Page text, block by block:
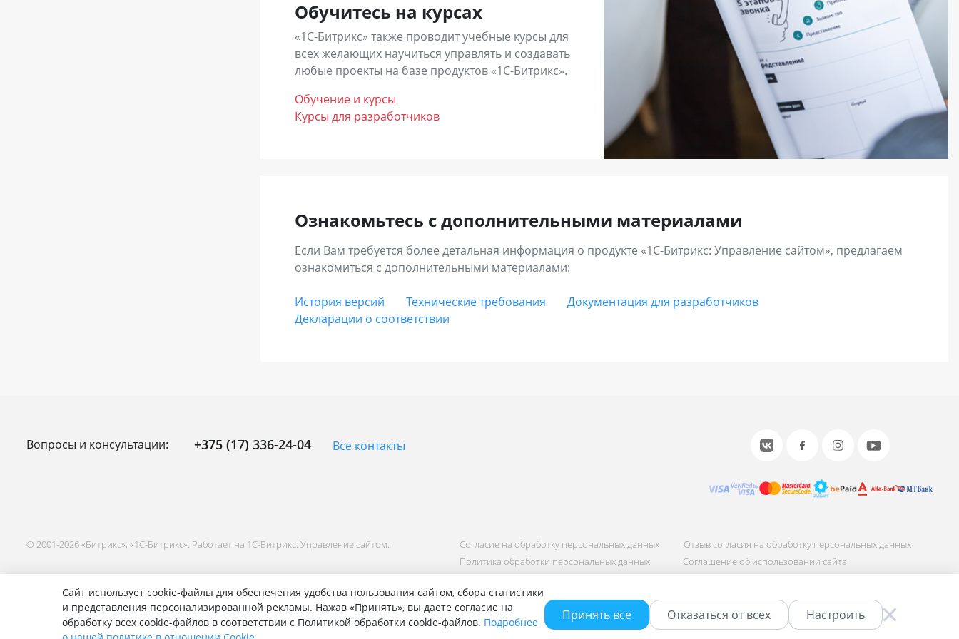
Сайт использует cookie-файлы для обеспечения удобства пользования сайтом, сбора статистики
и представления персонализированной рекламы. Нажав «Принять», вы даете согласие на
обработку всех cookie-файлов в соответствии с Политикой обработки cookie-файлов. Подробнее
Принять все Отказаться от всех Настроить
- Вы можете выбрать партнера самостоятельно из
- Оставить
на нашем сайте и выбрать из тех, кто откликнется.
Обучитесь на курсах
«1С-Битрикс» также проводит учебные курсы для
всех желающих научиться управлять и создавать
любые проекты на базе продуктов «1С-Битрикс».
Обучение и курсы
Курсы для разработчиков
Ознакомьтесь с дополнительными материалами
Если Вам требуется более детальная информация о продукте «1С-Битрикс: Управление сайтом», предлагаем
ознакомиться с дополнительными материалами:
История версий Технические требования
Документация для разработчиков
Декларации о соответствии
Вопросы и консультации: +375 (17) 336-24-04 Все контакты
© 2001-2026 «Битрикс», «1С-Битрикс». Работает на 1С-Битрикс: Управление сайтом. Согласие на обработку персональных данных
Отзыв согласия на обработку персональных данных
Политика обработки персональных данных
Соглашение об использовании сайта
Быстро с 1С-Битрикс